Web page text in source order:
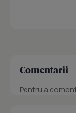
Comentarii
Pentru a